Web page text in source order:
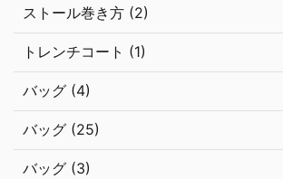
ストール巻き方 (2)
トレンチコート (1)
バッグ (4)
バッグ (25)
バッグ (3)